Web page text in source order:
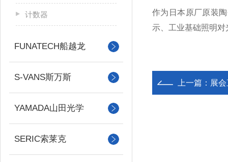
计数器
FUNATECH船越龙
S-VANS斯万斯
YAMADA山田光学
SERIC索莱克
作为日本原厂原装
示、工业基础照明
上一篇： 展会